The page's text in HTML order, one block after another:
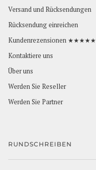
Versand und Rücksendungen
Rücksendung einreichen
Kundenrezensionen ★★★★★
Kontaktiere uns
Über uns
Werden Sie Reseller
Werden Sie Partner
RUNDSCHREIBEN